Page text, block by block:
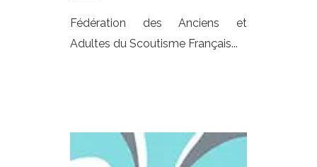
Fédération des Anciens et
Adultes du Scoutisme Français...